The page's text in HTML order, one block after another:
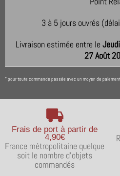
3 à 5 jours ouvrés
Livraison estimée entre le
27 Août
* pour toute commande passée avec un moyen de
Frais de port à partir de
4,90€
France métropolitaine quelque
soit le nombre d'objets
commandés